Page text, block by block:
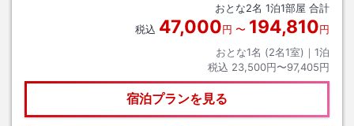
おとな2名 1泊1部屋 合計
税込 47,000円 〜 194,810円
おとな1名 (2名1室)｜ 1泊
税込 23,500円〜97,405円
宿泊プランを見る